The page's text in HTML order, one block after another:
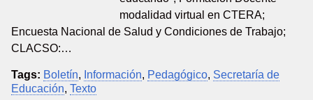
modalidad virtual en CTERA;
Encuesta Nacional de Salud y Condiciones de Trabajo;
CLACSO:…
Tags: Boletín, Información, Pedagógico, Secretaría de
Educación, Texto